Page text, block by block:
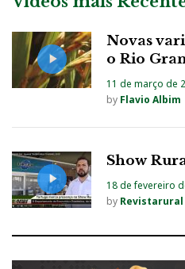
Novas
o Rio
11 de março de
by Flavio Albim
Show
18 de fevereiro
by Revistarural